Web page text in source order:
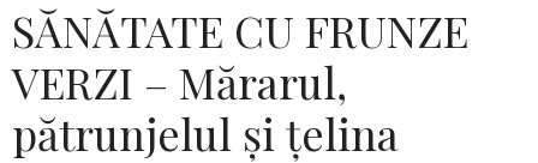
SĂNĂTATE CU FRUNZE
VERZI – Mărarul,
pătrunjelul și țelina